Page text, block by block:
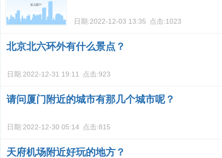
日期:2022-12-03 13:35 点击:1023
北京北六环外有什么景点？
日期:2022-12-31 19:11 点击:923
请问厦门附近的城市有那几个城市呢？
日期:2022-12-30 05:14 点击:815
天府机场附近好玩的地方？